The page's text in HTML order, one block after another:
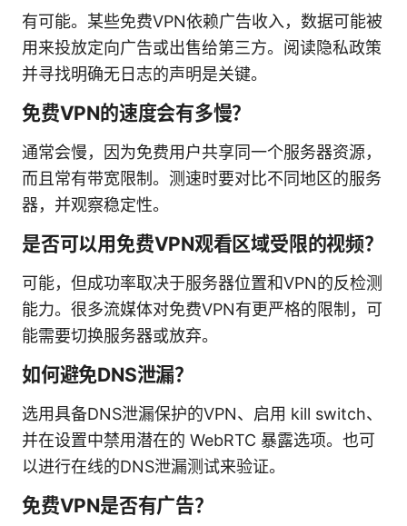
有可能。某些免费VPN依赖广告收入，数据可能被
用来投放定向广告或出售给第三方。阅读隐私政策
并寻找明确无日志的声明是关键。
免费VPN的速度会有多慢？
通常会慢，因为免费用户共享同一个服务器资源，
而且常有带宽限制。测速时要对比不同地区的服务
器，并观察稳定性。
是否可以用免费VPN观看区域受限的视频？
可能，但成功率取决于服务器位置和VPN的反检测
能力。很多流媒体对免费VPN有更严格的限制，可
能需要切换服务器或放弃。
如何避免DNS泄漏？
选用具备DNS泄漏保护的VPN、启用 kill switch、
并在设置中禁用潜在的 WebRTC 暴露选项。也可
以进行在线的DNS泄漏测试来验证。
免费VPN是否有广告？